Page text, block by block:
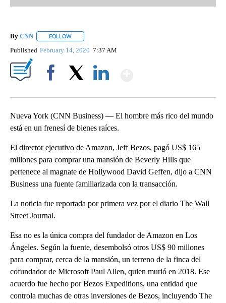
By CNN FOLLOW
Published February 14, 2020 7:37 AM
Nueva York (CNN Business) — El hombre más rico del mundo
está en un frenesí de bienes raíces.
El director ejecutivo de Amazon, Jeff Bezos, pagó US$ 165
millones para comprar una mansión de Beverly Hills que
pertenece al magnate de Hollywood David Geffen, dijo a CNN
Business una fuente familiarizada con la transacción.
La noticia fue reportada por primera vez por el diario The Wall
Street Journal.
Esa no es la única compra del fundador de Amazon en Los
Ángeles. Según la fuente, desembolsó otros US$ 90 millones
para comprar, cerca de la mansión, un terreno de la finca del
cofundador de Microsoft Paul Allen, quien murió en 2018. Ese
acuerdo fue hecho por Bezos Expeditions, una entidad que
controla muchas de otras inversiones de Bezos, incluyendo The